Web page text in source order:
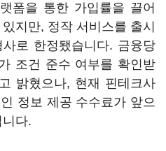
폼을 통한 가입률을 끌어
지만, 정작 서비스를 출시
로 한정됐습니다. 금융당
조건 준수 여부를 확인받
밝혔으나, 현재 핀테크사
정보 제공 수수료가 앞으
다.